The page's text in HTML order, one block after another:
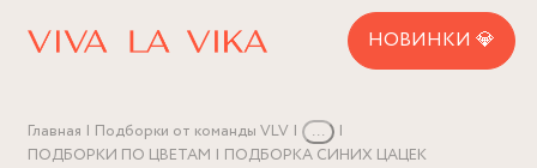
НОВИНКИ 💎
Главная Подборки от команды VLV
...
ПОДБОРКИ ПО ЦВЕТАМ
ПОДБОРКА СИНИХ ЦАЦЕК